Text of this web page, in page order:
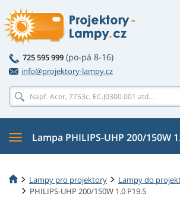
725 595 999 (po-pá 8-16)
info@projektory-lampy.cz
Lampa PHILIPS-UHP 200/150W
Lampy pro projektory
Lampy do
PHILIPS-UHP 200/150W 1.0 P19.5